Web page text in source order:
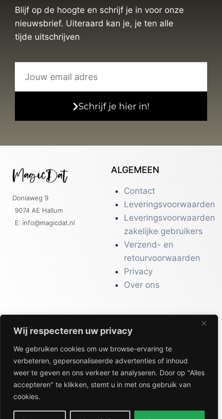
Wij respecteren uw privacy
We gebruiken cookies om uw browse-ervaring te
verbeteren, gepersonaliseerde advertenties of inhoud
weer te geven en ons verkeer te analyseren. Door op "Alles
accepteren" te klikken, stemt u in met ons gebruik van
cookies.
Blijf op de hoogte en schrijf je in voor onze
nieuwsbrief. Uiteraard kan je, je ten alle
tijde uitschrijven
Schrijf je hier in!
Doniaweg 9
9074 AE Hallum
E: info@magicdat.nl
ALGEMEEN
Contact
Leveringsvoorwaarden
Leveringsvoorwaarden
zakelijke gebruikers
Verzend- en
retourvoorwaarden
Privacy
Over ons
CATALOGI
Workwear &
Veiligheid
Kantoor & Receptie
Gezondheid & Beauty
Keuken & Horeca